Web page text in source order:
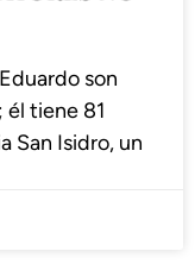
son
él tiene 81
San Isidro, un